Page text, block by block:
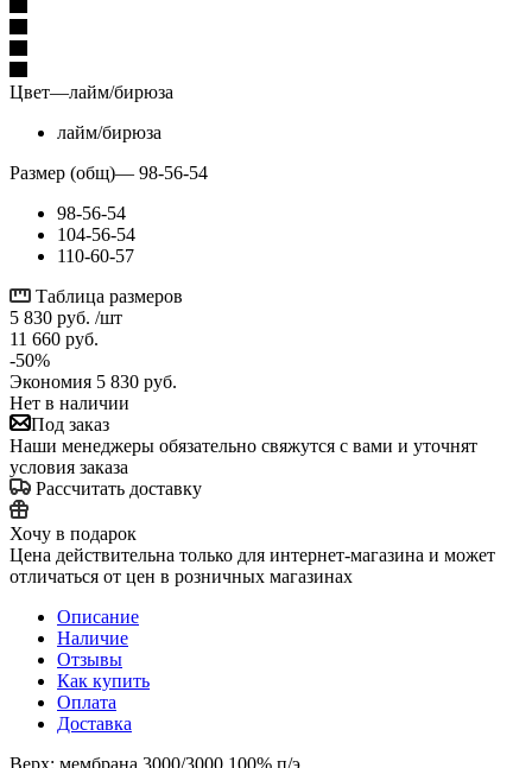
Цвет—лайм/бирюза
лайм/бирюза
Размер (общ)— 98-56-54
98-56-54
104-56-54
110-60-57
Таблица размеров
5 830 руб. /шт
11 660 руб.
-50%
Экономия 5 830 руб.
Нет в наличии
Под заказ
Наши менеджеры обязательно свяжутся с вами и уточнят
условия заказа
Рассчитать доставку
Хочу в подарок
Цена действительна только для интернет-магазина и может
отличаться от цен в розничных магазинах
Описание
Наличие
Отзывы
Как купить
Оплата
Доставка
Верх: мембрана 3000/3000 100% п/э